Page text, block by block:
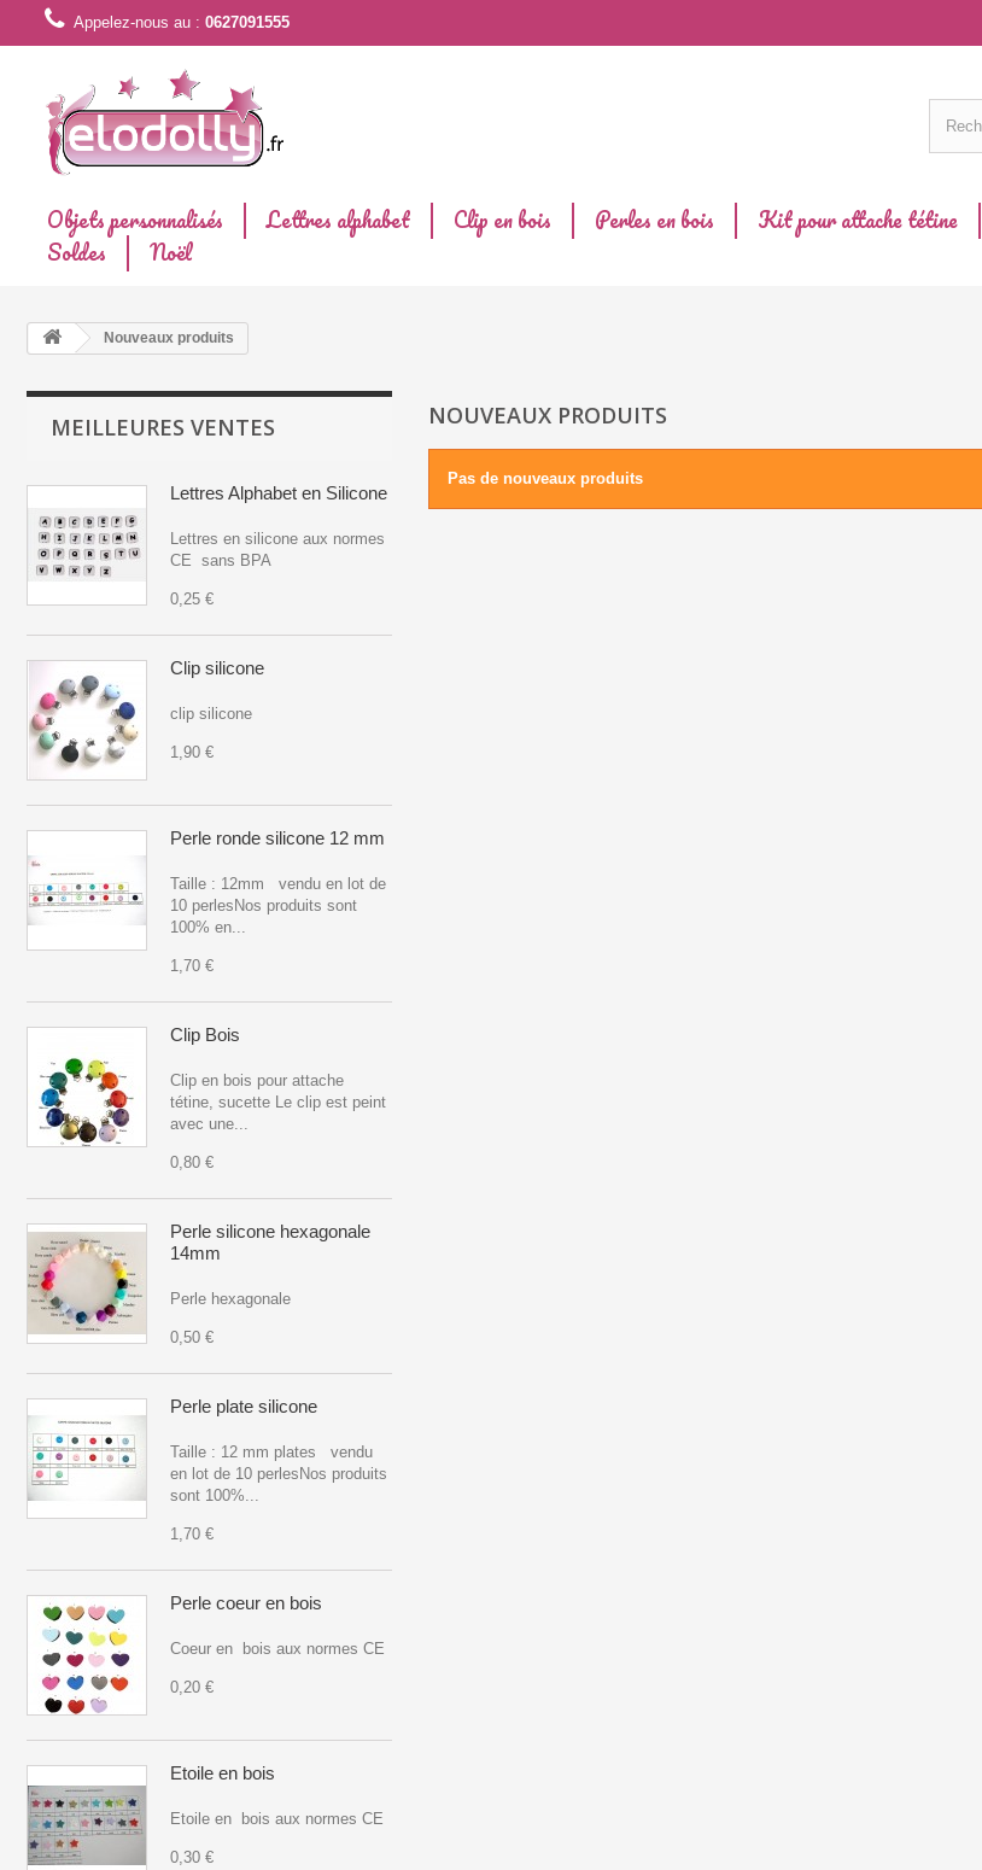
Appelez-nous au : 0627091555
Objets personnalisés Lettres alphabet Clip en bois Perles en bois Kit pour attache tétine
Soldes
Noël
Nouveaux produits
MEILLEURES VENTES
Lettres Alphabet en Silicone
Lettres en silicone aux normes
CE sans BPA
0,25 €
Clip silicone
clip silicone
1,90 €
Perle ronde silicone 12 mm
Taille : 12mm vendu en lot de
10 perlesNos produits sont
100% en...
1,70 €
Clip Bois
Clip en bois pour attache
tétine, sucette Le clip est peint
avec une...
0,80 €
Perle silicone hexagonale
14mm
Perle hexagonale
0,50 €
Perle plate silicone
Taille : 12 mm plates vendu
en lot de 10 perlesNos produits
sont 100%...
1,70 €
Perle coeur en bois
Coeur en bois aux normes CE
0,20 €
Etoile en bois
Etoile en bois aux normes CE
0,30 €
NOUVEAUX PRODUITS
Pas de nouveaux produits